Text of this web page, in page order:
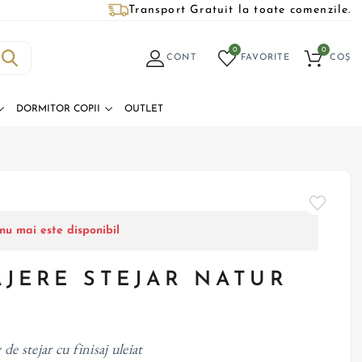
Transport Gratuit la toate comenzile.
CONT FAVORITE
0
COȘ
0
DORMITOR COPII OUTLET
mai este disponibil
STEJAR NATUR
stejar cu finisaj uleiat